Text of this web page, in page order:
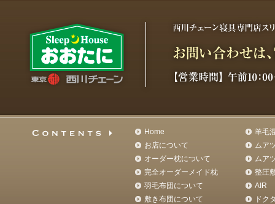
Home
お店について
オーダー枕について
完全オーダーメイド枕
羽毛布団について
敷き布団について
羊毛
ムア
ムア
整圧
AIR
ドク